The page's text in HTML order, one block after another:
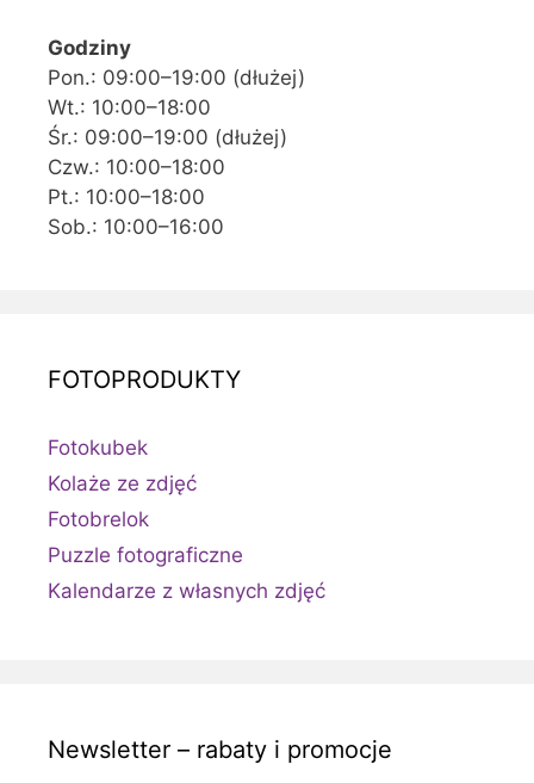
Godziny
Pon.: 09:00–19:00 (dłużej)
Wt.: 10:00–18:00
Śr.: 09:00–19:00 (dłużej)
Czw.: 10:00–18:00
Pt.: 10:00–18:00
Sob.: 10:00–16:00
FOTOPRODUKTY
Fotokubek
Kolaże ze zdjęć
Fotobrelok
Puzzle fotograficzne
Kalendarze z własnych zdjęć
Newsletter – rabaty i promocje